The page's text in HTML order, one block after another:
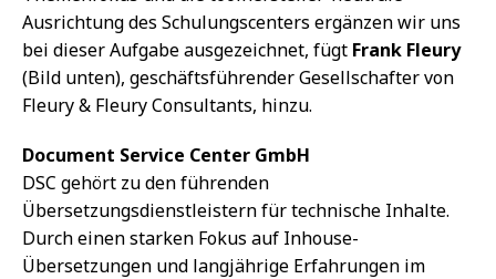
Ausrichtung des Schulungscenters ergänzen wir uns
bei dieser Aufgabe ausgezeichnet, fügt Frank Fleury
(Bild unten), geschäftsführender Gesellschafter von
Fleury & Fleury Consultants, hinzu.
Document Service Center GmbH
DSC gehört zu den führenden
Übersetzungsdienstleistern für technische Inhalte.
Durch einen starken Fokus auf Inhouse-
Übersetzungen und langjährige Erfahrungen im